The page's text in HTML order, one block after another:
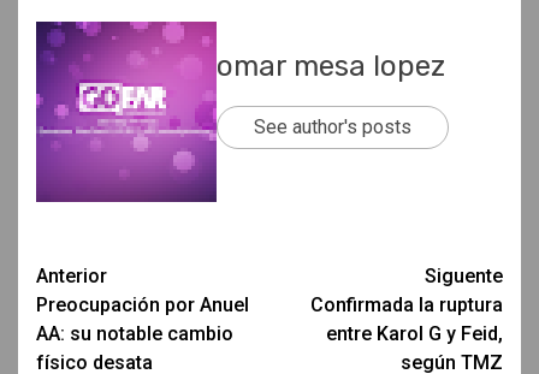
omar mesa lopez
See author's posts
Post
navigation
Anterior
Preocupación por Anuel
AA: su notable cambio
físico desata
Siguente
Confirmada la ruptura
entre Karol G y Feid,
según TMZ